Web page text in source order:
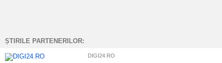
ȘTIRILE PARTENERILOR:
DIGI24.RO